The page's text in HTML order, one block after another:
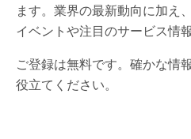
ます。業界の最新動向に加え
イベントや注目のサービス情
ご登録は無料です。確かな情
役立てください。